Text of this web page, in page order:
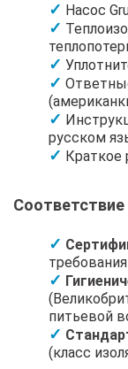
Насос
русском
Краткое
питьевой
(класс